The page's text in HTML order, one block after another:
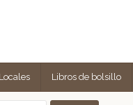
Libros de bolsillo